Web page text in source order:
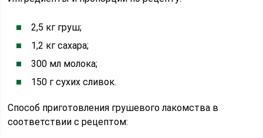
2,5 кг груш;
1,2 кг сахара;
300 мл молока;
150 г сухих сливок.
Способ приготовления грушевого лакомства в
соответствии с рецептом: